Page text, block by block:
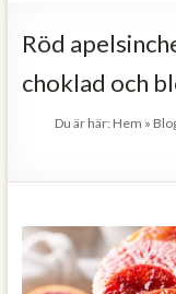
Mary
Allt
hälsa
Röd
choklad och
Du är här: Hem »